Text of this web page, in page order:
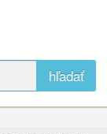
hľadať